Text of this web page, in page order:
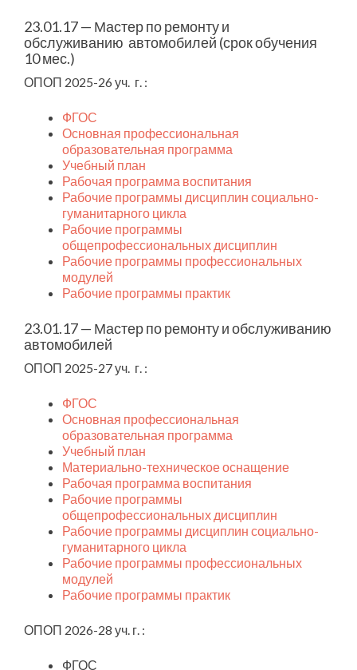
23.01.17 — Мастер по ремонту и
обслуживанию автомобилей (срок обучения
10 мес.)
ОПОП 2025-26 уч. г. :
ФГОС
Основная профессиональная
образовательная программа
Учебный план
Рабочая программа воспитания
Рабочие программы дисциплин социально-
гуманитарного цикла
Рабочие программы
общепрофессиональных дисциплин
Рабочие программы профессиональных
модулей
Рабочие программы практик
23.01.17 — Мастер по ремонту и обслуживанию
автомобилей
ОПОП 2025-27 уч. г. :
ФГОС
Основная профессиональная
образовательная программа
Учебный план
Материально-техническое оснащение
Рабочая программа воспитания
Рабочие программы
общепрофессиональных дисциплин
Рабочие программы дисциплин социально-
гуманитарного цикла
Рабочие программы профессиональных
модулей
Рабочие программы практик
ОПОП 2026-28 уч. г. :
ФГОС